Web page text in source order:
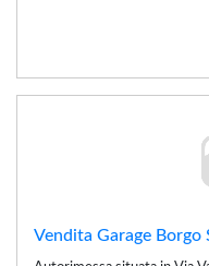
Vendita Garage Borgo